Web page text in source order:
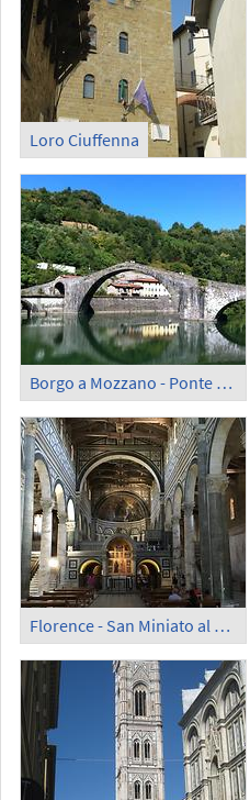
Loro Ciuffenna
Borgo a Mozzano - Ponte della Maddalene
Florence - San Miniato al Monte; Inside